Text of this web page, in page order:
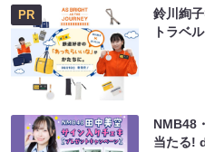
PR
鈴川絢
トラベ
NMB48
当たる!